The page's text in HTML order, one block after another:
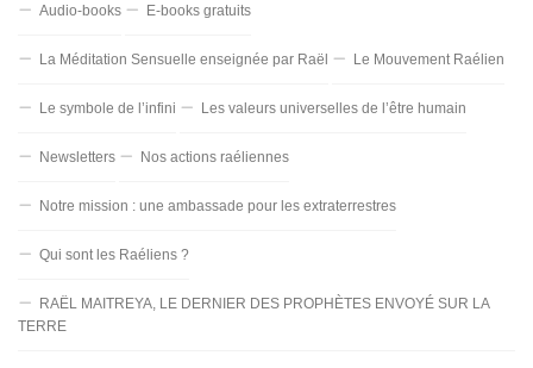
Audio-books E-books gratuits
La Méditation Sensuelle enseignée par Raël Le Mouvement Raélien
Le symbole de l’infini Les valeurs universelles de l’être humain
Newsletters Nos actions raéliennes
Notre mission : une ambassade pour les extraterrestres
Qui sont les Raéliens ?
RAËL MAITREYA, LE DERNIER DES PROPHÈTES ENVOYÉ SUR LA
TERRE